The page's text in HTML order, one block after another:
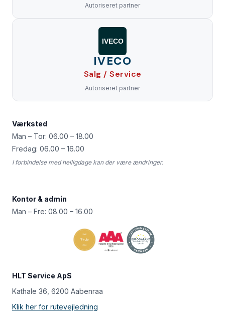
Autoriseret partner
IVECO
IVECO
Salg / Service
Autoriseret partner
Værksted
Man – Tor: 06.00 – 18.00
Fredag: 06.00 – 16.00
I forbindelse med helligdage kan der være ændringer.
Kontor & admin
Man – Fre: 08.00 – 16.00
HLT Service ApS
Kathale 36, 6200 Aabenraa
Klik her for rutevejledning